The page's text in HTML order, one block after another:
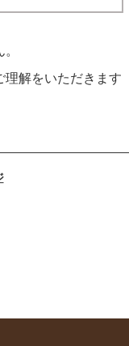
理解をいただきます